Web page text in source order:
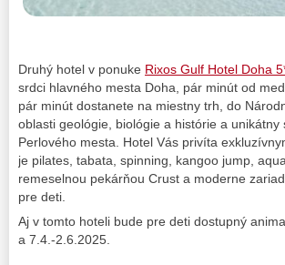
Druhý hotel v ponuke Rixos Gulf Hotel Doha
srdci hlavného mesta Doha, pár minút od
pár minút dostanete na miestny trh, do
oblasti geológie, biológie a histórie a
Perlového mesta. Hotel Vás privíta
je pilates, tabata, spinning, kangoo jump,
remeselnou pekárňou Crust a moderne
pre deti.
Aj v tomto hoteli bude pre deti dostupný
a 7.4.-2.6.2025.